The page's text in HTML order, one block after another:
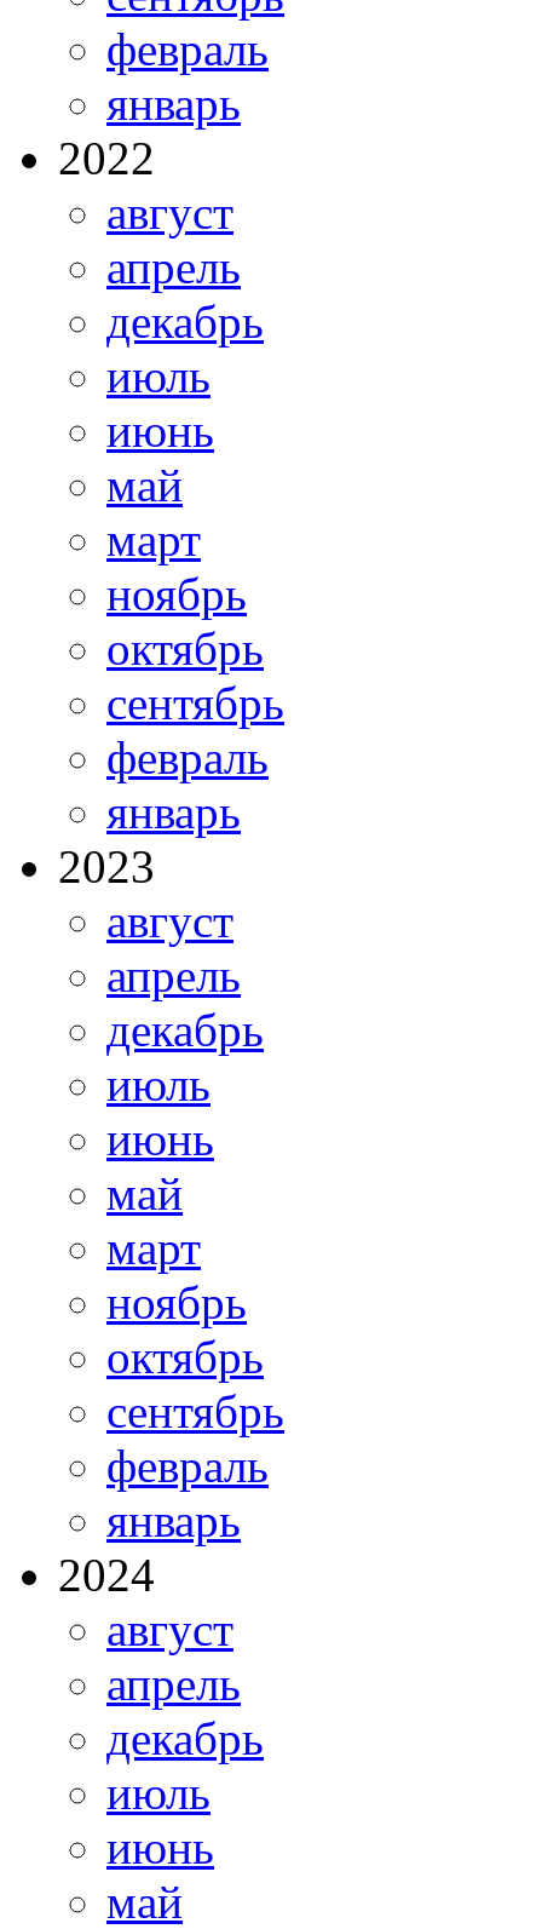
февраль
январь
2022
август
апрель
декабрь
июль
июнь
май
март
ноябрь
октябрь
сентябрь
февраль
январь
2023
август
апрель
декабрь
июль
июнь
май
март
ноябрь
октябрь
сентябрь
февраль
январь
2024
август
апрель
декабрь
июль
июнь
май